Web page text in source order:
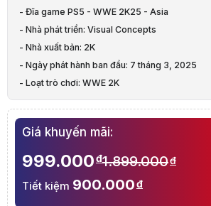
Đĩa game PS5 - WWE 2K25 - Asia
Nhà phát triển: Visual Concepts
Nhà xuất bản: 2K
Ngày phát hành ban đầu: 7 tháng 3, 2025
Loạt trò chơi: WWE 2K
Chế độ: 1 người chơi - Nhiều người chơi
Thông số kỹ thuật
Tên sản phẩm Đĩa game PS5 - WWE 2K25 -
Thông tin
Nhà xuất bản: 2K
Loạt trò chơi: WWE 2K
- Đĩa game PS5 - WWE 2K25 - Asia
- Nhà phát triển: Visual Concepts
- Nhà xuất bản: 2K
- Ngày phát hành ban đầu: 7 tháng 3, 2025
- Loạt trò chơi: WWE 2K
- Thể loại: Game thể thao, Game đối kháng
- Chế độ: 1 người chơi - Nhiều người chơi (Tối
Giá khuyến mãi:
999.000đ1.899.000đ
Tiết kiệm 900.000đ